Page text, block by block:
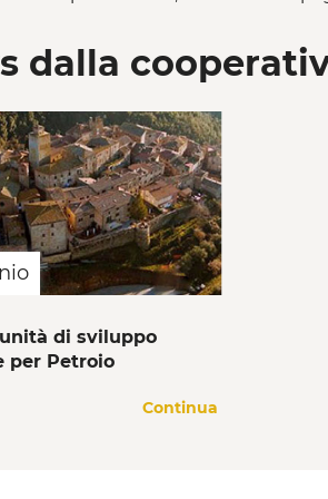
dalla
di sviluppo
per Petroio
Continua